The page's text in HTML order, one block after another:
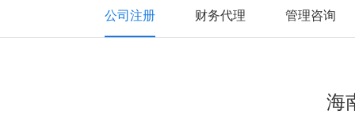
公司注册 财务代理 管理咨询
海